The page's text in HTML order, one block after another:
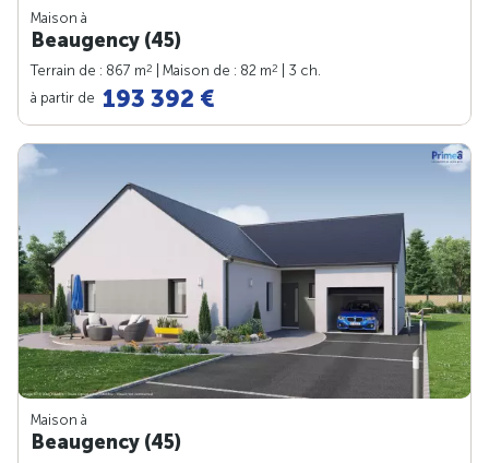
Maison à
Beaugency (45)
Terrain de : 867 m2 | Maison de : 82 m2
| 3 ch.
à partir de 193 392 €
Maison à
Beaugency (45)